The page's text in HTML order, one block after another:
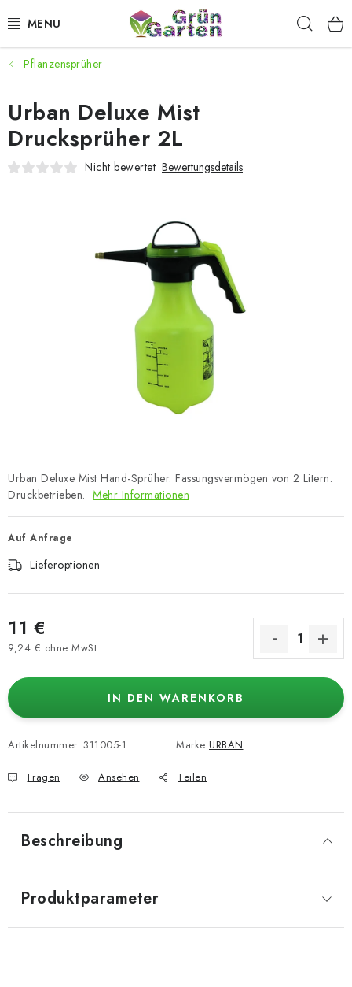
Inhalt
ANGEBOTE
LED PFLANZENLAMPEN
ANBAUBEDARF FÜR DEN HEIMANBAU
Kaufberatung AGB
Datenschutzerklärung Impressum
Pflanzensprüher
Urban Deluxe Mist Hand-Sprüher. Fassungsvermögen von 2 Litern.
Druckbetrieben. Mehr Informationen
Auf Anfrage
Lieferoptionen
11 €
9,24 € ohne MwSt.
IN DEN WARENKORB
Artikelnummer: 311005-1 Marke:URBAN
Fragen Ansehen Teilen
Urban Deluxe Mist
Drucksprüher 2L
Nicht bewertet Bewertungsdetails
Beschreibung
Produktparameter